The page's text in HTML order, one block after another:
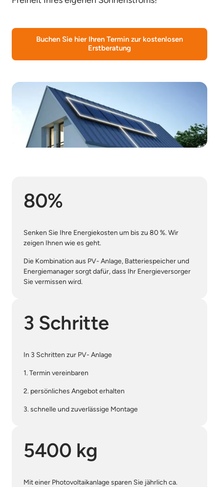
Buchen Sie hier Ihren Termin zur kostenlosen
Erstberatung
80%
Senken Sie Ihre Energiekosten um bis zu 80 %. Wir
zeigen Ihnen wie es geht.
Die Kombination aus PV- Anlage, Batteriespeicher und
Energiemanager sorgt dafür, dass Ihr Energieversorger
Sie vermissen wird.
3 Schritte
In 3 Schritten zur PV- Anlage
1. Termin vereinbaren
2. persönliches Angebot erhalten
3. schnelle und zuverlässige Montage
5400 kg
Mit einer Photovoltaikanlage sparen Sie jährlich ca.